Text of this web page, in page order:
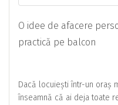
O idee de afacere
practică pe balcon
Dacă locuiești într-un oraș
înseamnă că ai deja toate